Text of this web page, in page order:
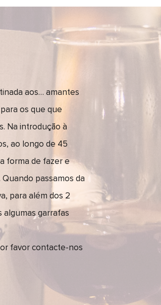
aos… amantes
os que que
Na introdução à
ao longo de 45
forma de fazer e
passamos da
para além dos 2
algumas garrafas
favor contacte-nos